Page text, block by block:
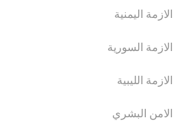
الازمة اليمنية
الازمة السورية
الازمة الليبية
الامن البشري